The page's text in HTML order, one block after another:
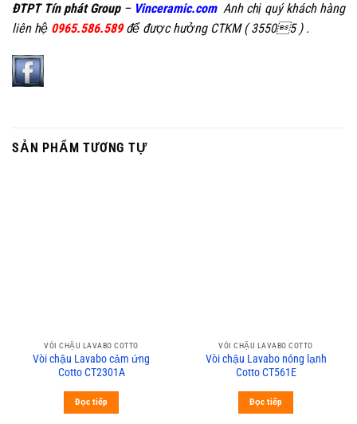
ĐTPT Tín phát Group– Vinceramic.com Anh chị quý khách hàng
liên hệ 0965.586.589để được hưởng CTKM ( 35505 ) .
SẢN PHẨM TƯƠNG TỰ
VÒI CHẬU LAVABO COTTO
Vòi chậu Lavabo cảm ứng
Cotto CT2301A
Đọc tiếp
VÒI CHẬU LAVABO COTTO
Vòi chậu Lavabo nóng lạnh
Cotto CT561E
Đọc tiếp